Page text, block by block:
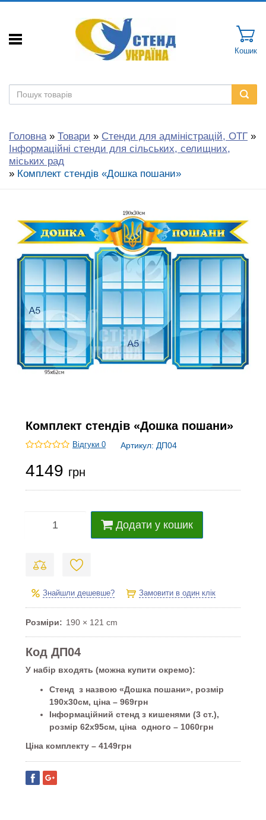
Кошик
Головна» Товари » Стенди для адміністрацій, ОТГ »
Інформаційні стенди для сільських, селищних,
міських рад
» Комплект стендів «Дошка пошани»
Комплект стендів «Дошка пошани»
Відгуки 0 Артикул: ДП04
4149 грн
Додати у кошик
Знайшли дешевше? Замовити в один клік
Розміри 190 × 121 cm
Код ДП04
У набір входять (можна купити окремо):
Стенд з назвою «Дошка пошани», розмір
190х30см, ціна – 969грн
Інформаційний стенд з кишенями (3 ст.),
розмір 62х95см, ціна одного – 1060грн
Ціна комплекту – 4149грн